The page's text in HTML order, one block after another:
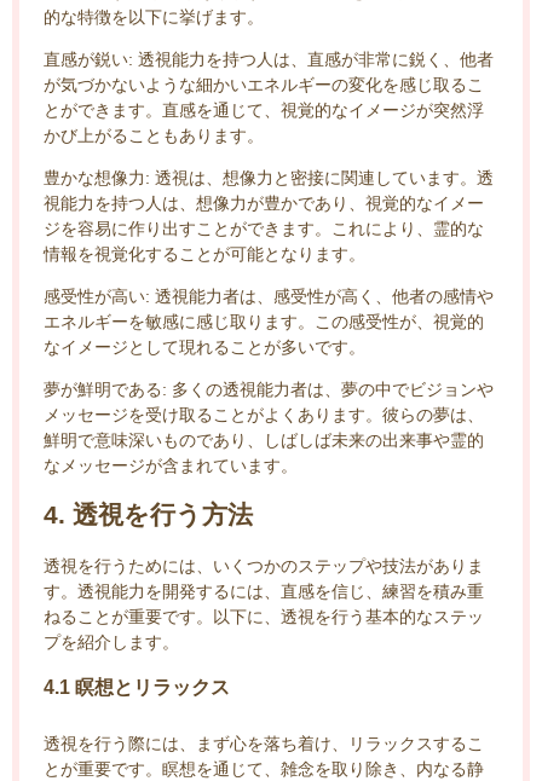
的な特徴を以下に挙げます。
直感が鋭い: 透視能力を持つ人は、直感が非常に鋭く、他者
が気づかないような細かいエネルギーの変化を感じ取るこ
とができます。直感を通じて、視覚的なイメージが突然浮
かび上がることもあります。
豊かな想像力: 透視は、想像力と密接に関連しています。透
視能力を持つ人は、想像力が豊かであり、視覚的なイメー
ジを容易に作り出すことができます。これにより、霊的な
情報を視覚化することが可能となります。
感受性が高い: 透視能力者は、感受性が高く、他者の感情や
エネルギーを敏感に感じ取ります。この感受性が、視覚的
なイメージとして現れることが多いです。
夢が鮮明である: 多くの透視能力者は、夢の中でビジョンや
メッセージを受け取ることがよくあります。彼らの夢は、
鮮明で意味深いものであり、しばしば未来の出来事や霊的
なメッセージが含まれています。
4. 透視を行う方法
透視を行うためには、いくつかのステップや技法がありま
す。透視能力を開発するには、直感を信じ、練習を積み重
ねることが重要です。以下に、透視を行う基本的なステッ
プを紹介します。
4.1 瞑想とリラックス
透視を行う際には、まず心を落ち着け、リラックスするこ
とが重要です。瞑想を通じて、雑念を取り除き、内なる静